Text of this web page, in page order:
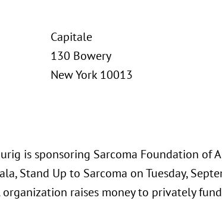
Capitale
130 Bowery
New York 10013
is sponsoring Sarcoma Foundation of
Stand Up to Sarcoma on Tuesday,
organization raises money to privately